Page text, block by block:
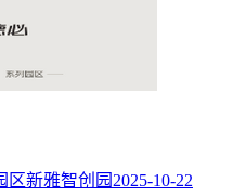
新雅智创园 2025-10-22